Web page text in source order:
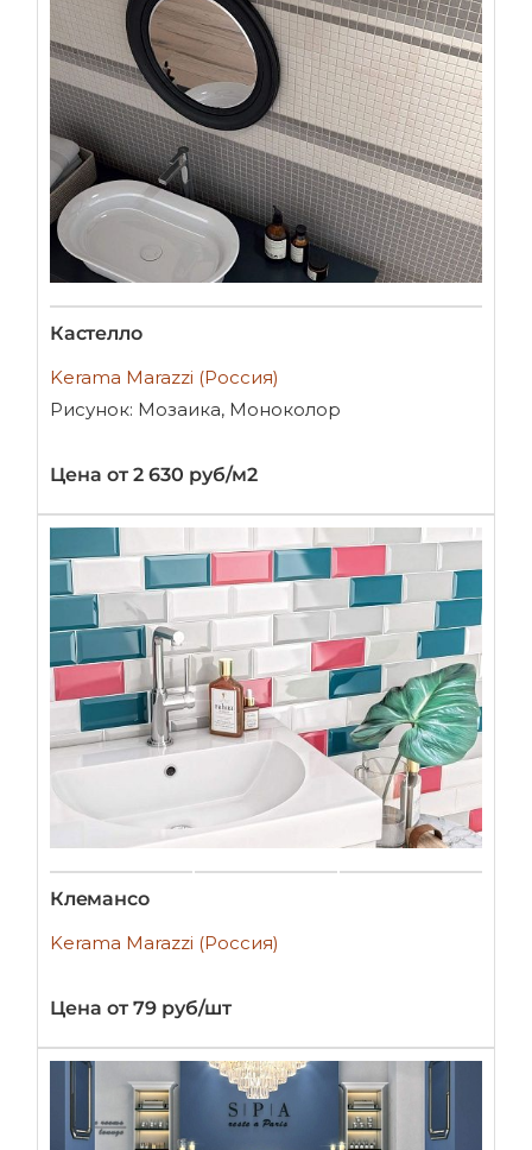
Кастелло
Kerama Marazzi (Россия)
Рисунок: Мозаика, Моноколор
Цена от 2 630 руб/м2
Клемансо
Kerama Marazzi (Россия)
Цена от 79 руб/шт